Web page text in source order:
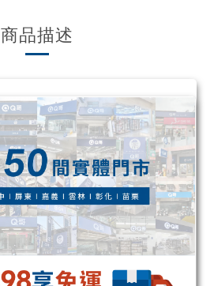
商品描述